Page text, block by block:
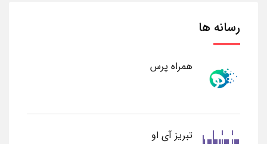
رسانه ها
همراه پرس
تبریز آی او